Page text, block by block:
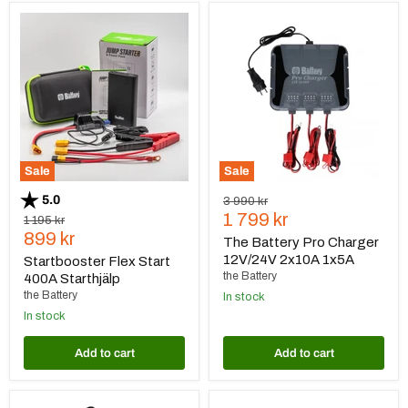
Sale
Starthjälp
Rating:
5.0
Original
price
1 195 kr
Current
price
899 kr
Startbooster Flex Start
400A Starthjälp
the Battery
In stock
Add to cart
Sale
Battery
Charger
12V/24V
2x10A
Original
price
3 990 kr
Current
price
1 799 kr
The Battery Pro Charger
12V/24V 2x10A 1x5A
the Battery
In stock
Add to cart